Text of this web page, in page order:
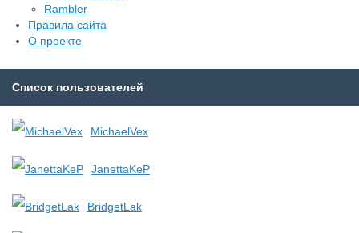
Rambler
Правила сайта
О проекте
Список пользователей
MichaelVex
JanettaKeP
BridgetLak